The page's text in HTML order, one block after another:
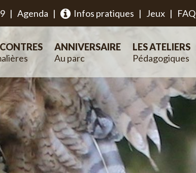
| Agenda | Infos pratiques | Jeux | FAQ
ANNIVERSAIRE
Au parc
LES ATELIERS
Pédagogiques